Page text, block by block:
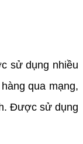
sử dụng nhiều
qua mạng,
Được sử dụng